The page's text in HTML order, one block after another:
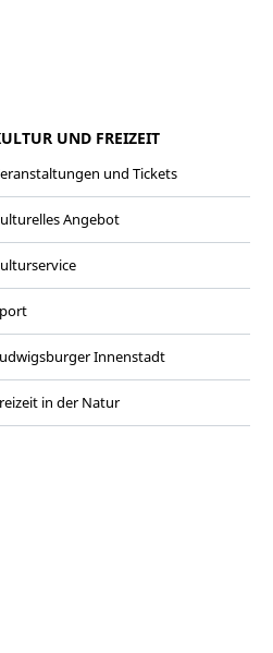
UND FREIZEIT
und Tickets
Angebot
Innenstadt
in der Natur